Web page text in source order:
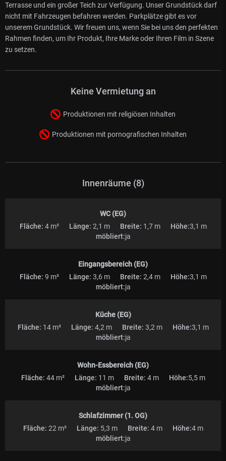
Terrasse und ein großer Teich zur Verfügung. Unser Grundstück darf
nicht mit Fahrzeugen befahren werden. Parkplätze gibt es vor
unserem Grundstück. Wir freuen uns, wenn Sie bei uns den perfekten
Rahmen finden, um Ihr Produkt, Ihre Marke oder Ihren Film in Szene
zu setzen.
Keine Vermietung an
Produktionen mit religiösen Inhalten
Produktionen mit pornografischen Inhalten
Innenräume (8)
WC (EG)
Fläche: 4 m² Länge: 2,1 m Breite: 1,7 m Höhe:3,1 m
möbliert:ja
Eingangsbereich (EG)
Fläche: 9 m² Länge: 3,6 m Breite: 2,4 m Höhe:3,1 m
möbliert:ja
Küche (EG)
Fläche: 14 m² Länge: 4,2 m Breite: 3,2 m Höhe:3,1 m
möbliert:ja
Wohn-Essbereich (EG)
Fläche: 44 m² Länge: 11 m Breite: 4 m Höhe:5,5 m
möbliert:ja
Schlafzimmer (1. OG)
Fläche: 22 m² Länge: 5,3 m Breite: 4 m Höhe:4 m
möbliert:ja